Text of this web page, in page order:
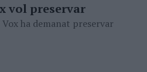
vol preservar
ha demanat preservar